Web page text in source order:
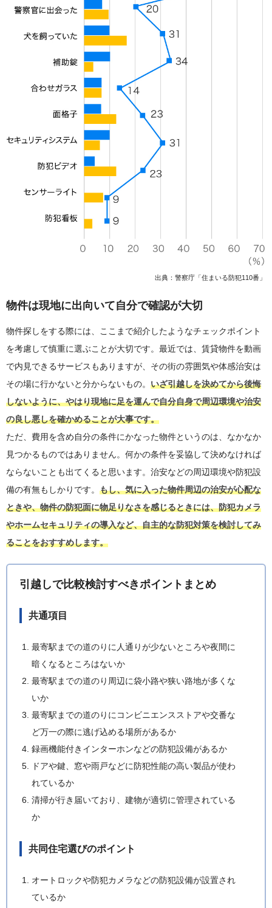
出典：警察庁「住まいる防犯110番」
物件は現地に出向いて自分で確認が大切
物件探しをする際には、ここまで紹介したようなチェックポイント
を考慮して慎重に選ぶことが大切です。最近では、賃貸物件を動画
で内見できるサービスもありますが、その街の雰囲気や体感治安は
その場に行かないと分からないもの。 いざ引越しを決めてから後悔
しないように、やはり現地に足を運んで自分自身で周辺環境や治安
の良し悪しを確かめることが大事です。
ただ、費用を含め自分の条件にかなった物件というのは、なかなか
見つかるものではありません。何かの条件を妥協して決めなければ
ならないことも出てくると思います。治安などの周辺環境や防犯設
備の有無もしかりです。 もし、気に入った物件周辺の治安が心配な
ときや、物件の防犯面に物足りなさを感じるときには、防犯カメラ
やホームセキュリティの導入など、自主的な防犯対策を検討してみ
ることをおすすめします。
引越しで比較検討すべきポイントまとめ
共通項目
最寄駅までの道のりに人通りが少ないところや夜間に
暗くなるところはないか
最寄駅までの道のり周辺に袋小路や狭い路地が多くな
いか
最寄駅までの道のりにコンビニエンスストアや交番な
ど万一の際に逃げ込める場所があるか
録画機能付きインターホンなどの防犯設備があるか
ドアや鍵、窓や雨戸などに防犯性能の高い製品が使わ
れているか
清掃が行き届いており、建物が適切に管理されている
か
共同住宅選びのポイント
オートロックや防犯カメラなどの防犯設備が設置され
ているか